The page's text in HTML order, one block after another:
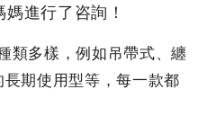
進行了咨詢！
類多樣，例如吊帶式、纏
期使用型等，每一款都